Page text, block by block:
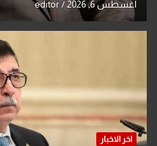
أغسطس 6, 2026 editor
اخر الاخبار